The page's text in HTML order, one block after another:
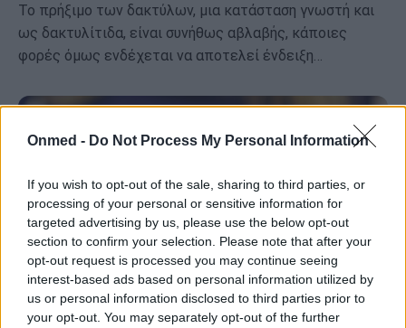
Onmed - Do Not Process My Personal Information
If you wish to opt-out of the sale, sharing to third parties, or
processing of your personal or sensitive information for
targeted advertising by us, please use the below opt-out
section to confirm your selection. Please note that after your
opt-out request is processed you may continue seeing
interest-based ads based on personal information utilized by
us or personal information disclosed to third parties prior to
your opt-out. You may separately opt-out of the further
Το πρήξιμο των δακτύλων, μια κατάσταση γνωστή και
ως δακτυλίτιδα, είναι συνήθως αβλαβής, κάποιες
φορές όμως ενδέχεται να αποτελεί ένδειξη…